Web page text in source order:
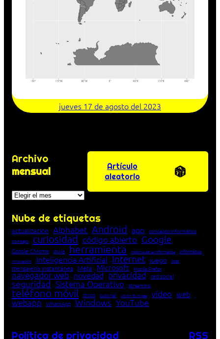
jueves 17 de agosto del 2023
Archivo
mensual
Archivos
Artículo
aleatorio
Nube de etiquetas
actualización Alphabet Android app concepto informático
consejo
curiosidad código abierto Google
Google Chrome guía herramienta historia de la Informática Informática
innovación Inteligencia Artificial Internet juego lista
mensajería instantánea Meta Microsoft Mozilla Firefox
navegador web novedad privacidad red social
seguridad Sistema Operativo streaming
teléfono móvil truco tutorial Unión Europea vídeo web
webapp WhatsApp Windows YouTube
Política de privacidad RSS